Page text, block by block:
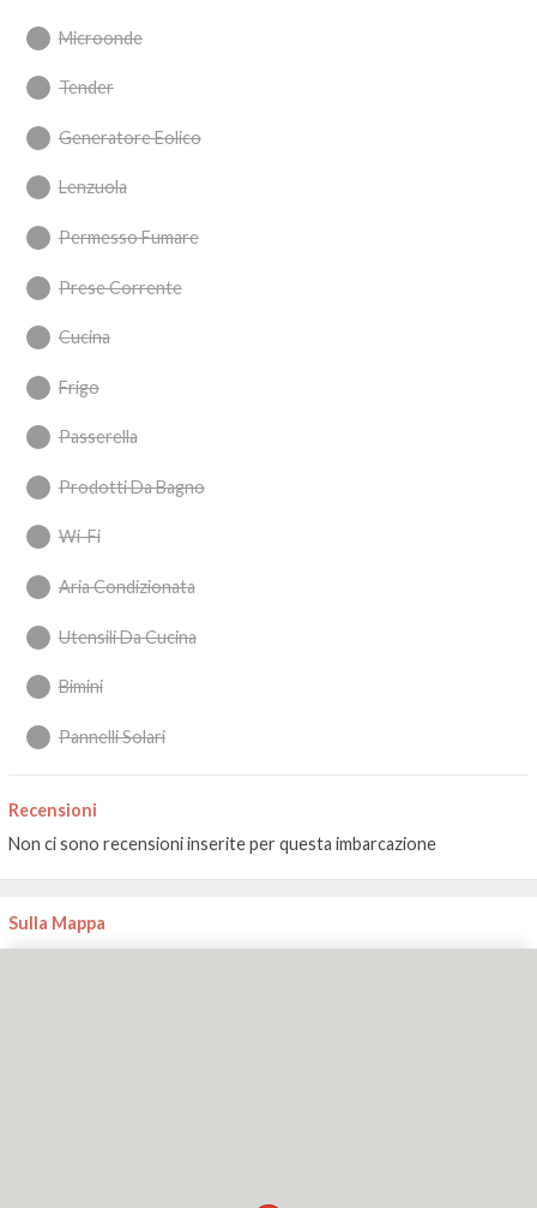
Microonde
Tender
Generatore Eolico
Lenzuola
Permesso Fumare
Prese Corrente
Cucina
Frigo
Passerella
Prodotti Da Bagno
Wi-Fi
Aria Condizionata
Utensili Da Cucina
Bimini
Pannelli Solari
Recensioni
Non ci sono recensioni inserite per questa imbarcazione
Sulla Mappa